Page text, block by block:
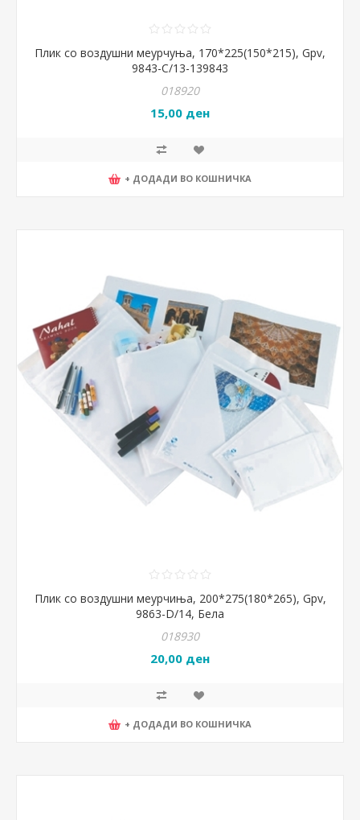
Плик со воздушни меурчуња, 170*225(150*215), Gpv,
9843-C/13-139843
018920
15,00 ден
+ ДОДАДИ ВО КОШНИЧКА
Плик со воздушни меурчиња, 200*275(180*265), Gpv,
9863-D/14, Бела
018930
20,00 ден
+ ДОДАДИ ВО КОШНИЧКА